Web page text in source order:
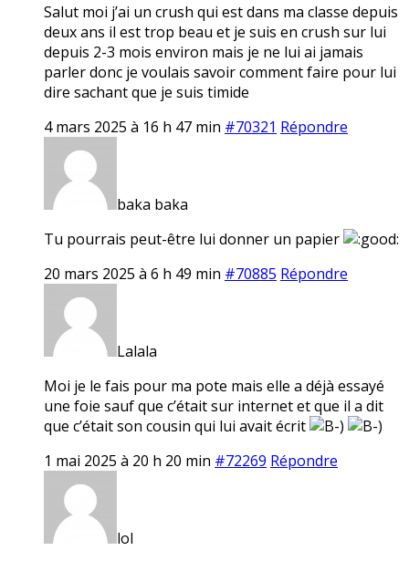
Salut moi j’ai un crush qui est dans ma classe depuis
deux ans il est trop beau et je suis en crush sur lui
depuis 2-3 mois environ mais je ne lui ai jamais
parler donc je voulais savoir comment faire pour lui
dire sachant que je suis timide
4 mars 2025 à 16 h 47 min #70321 Répondre
baka baka
Tu pourrais peut-être lui donner un papier
20 mars 2025 à 6 h 49 min #70885 Répondre
Lalala
Moi je le fais pour ma pote mais elle a déjà essayé
une foie sauf que c’était sur internet et que il a dit
que c’était son cousin qui lui avait écrit
1 mai 2025 à 20 h 20 min #72269 Répondre
lol